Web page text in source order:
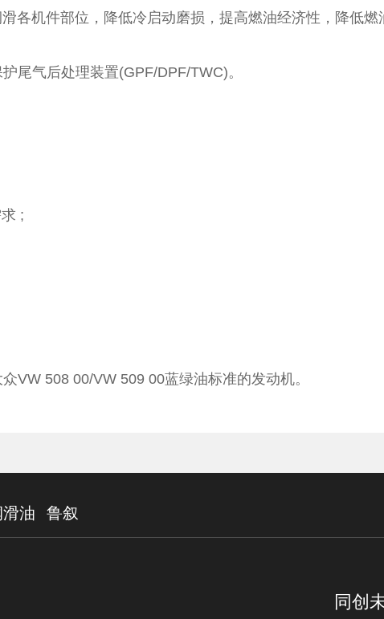
速效润滑各机件部位，降低冷启动磨损，提高
尾气后处理装置(GPF/DPF/TWC)。
;
VW 508 00/VW 509 00蓝绿油标准的发动机。
油 鲁叙
同创